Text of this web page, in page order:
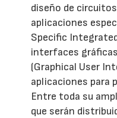
diseño de
aplicaciones
Specific
interfaces
(Graphical User
aplicaciones para
Entre toda su
que serán